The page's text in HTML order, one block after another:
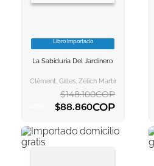
VER INFORMACION
Libro Importado
La Sabiduria Del Jardinero
Clément, Gilles, Zélich Martínez, Cristina
$148.100COP
$88.860COP
AGREGAR AL CARRITO